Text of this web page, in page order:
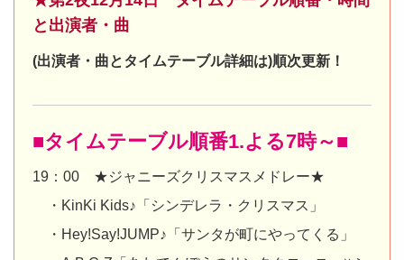
と出演者・曲
(出演者・曲とタイムテーブル詳細は)順次更新！
■タイムテーブル順番1.よる7時～■
19：00 ★ジャニーズクリスマスメドレー★
・KinKi Kids♪「シンデレラ・クリスマス」
・Hey!Say!JUMP♪「サンタが町にやってくる」